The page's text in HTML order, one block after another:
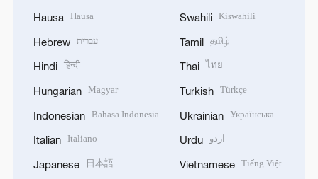
Hausa Hausa
Hebrew עברית
Hindi हिन्दी
Hungarian Magyar
Indonesian Bahasa Indonesia
Italian Italiano
Japanese 日本語
Swahili Kiswahili
Tamil தமிழ்
Thai ไทย
Turkish Türkçe
Ukrainian Українська
Urdu اردو
Vietnamese Tiếng Việt